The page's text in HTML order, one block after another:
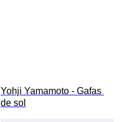
Yohji Yamamoto - Gafas
de sol